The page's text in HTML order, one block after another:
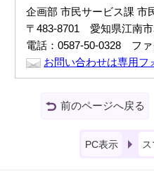
企画部 市民サービス課 市
〒483-8701 愛知県江南
電話：0587-50-0328 ファ
お問い合わせは専用フ
前のページへ戻る
PC表示